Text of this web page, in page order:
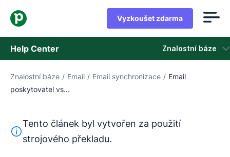
Vyzkoušet zdarma
Help Center Znalostní báze
Znalostní báze
Kontaktovat podporu
Znalostní báze / Email / Email synchronizace / Email
poskytovatel vs...
Tento text byl přeložen z angličtiny pomocí nástroje
Tento článek byl vytvořen za použití
strojového překladu.